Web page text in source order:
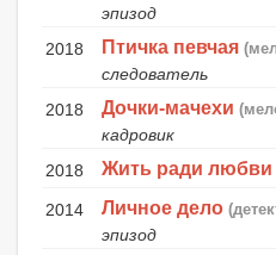
эпизод
2018
Птичка певчая
следователь
2018
Дочки-мачехи
кадровик
2018
Жить ради любви
2014 Личное дело
эпизод